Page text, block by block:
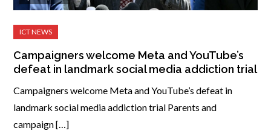
Campaigners welcome Meta and YouTube’s
defeat in landmark social media addiction trial
Campaigners welcome Meta and YouTube’s defeat in
landmark social media addiction trial Parents and
campaign […]